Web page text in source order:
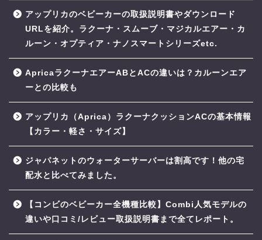
アップリカのベビーカーの取扱説明書やダウンロード
URLを紹介。ラクーナ・スムーブ・マジカルエアー・カ
ルーン・オプティア・ナノスマートシリーズetc.
ApricaラクーナエアーABとACの違いは？カルーンエア
ーとの比較も
アップリカ（Aprica）ラクーナクッションACの基本情報
【カラー・軽さ・サイズ】
ジャパネットのウォーターサーバーは割高です！他の宅
配水と比べてみました。
【コンビのベビーカー全機種比較】Combi人気モデルの
違いや口コミ/レビュー取扱説明書まで全てレポート。